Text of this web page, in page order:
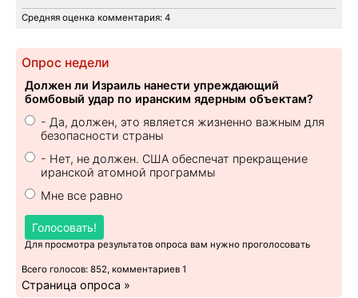
Средняя оценка комментария: 4
Опрос недели
Должен ли Израиль нанести упреждающий
бомбовый удар по иранским ядерным объектам?
- Да, должен, это является жизненно важным для
безопасности страны
- Нет, не должен. США обеспечат прекращение
иранской атомной программы
Мне все равно
Голосовать!
Для просмотра результатов опроса вам нужно проголосовать
Всего голосов: 852, комментариев 1
Страница опроса »